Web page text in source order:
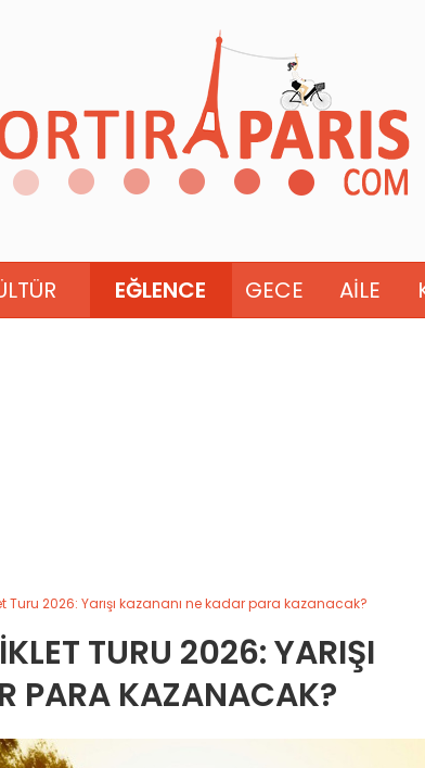
EĞLENCE GECE AILE
Turu 2026: Yarışı kazananı ne kadar para kazanacak?
TURU 2026: YARIŞI
PARA KAZANACAK?